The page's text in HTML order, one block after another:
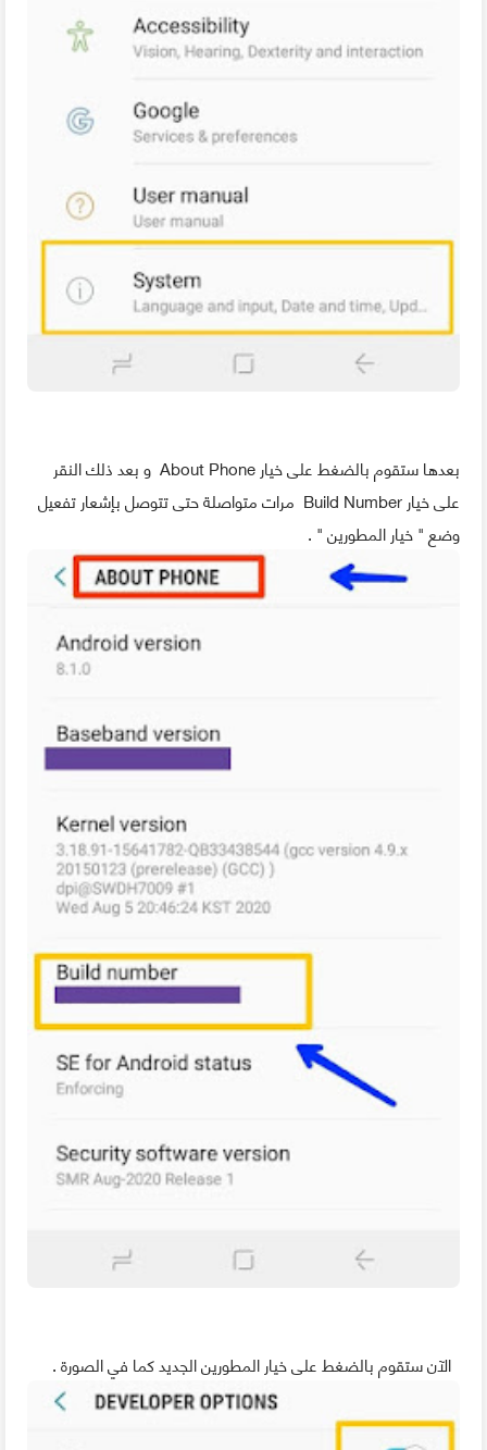
بعدها ستقوم بالضغط على خيار About Phone و بعد ذلك النقر
على خيار Build Number مرات متواصلة حتى تتوصل بإشعار تفعيل
وضع " خيار المطورين " .
الآن ستقوم بالضغط على خيار المطورين الجديد كما في الصورة .